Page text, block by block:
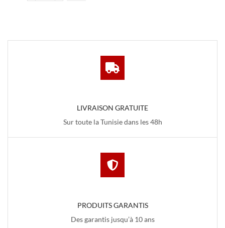
LIVRAISON GRATUITE
Sur toute la Tunisie dans les 48h
PRODUITS GARANTIS
Des garantis jusqu’à 10 ans